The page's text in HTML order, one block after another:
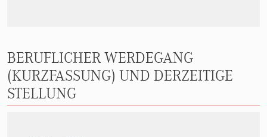
BERUFLICHER WERDEGANG
(KURZFASSUNG) UND DERZEITIGE
STELLUNG